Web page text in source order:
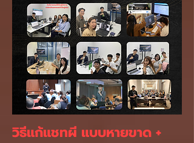
วิธีแก้แชทผี แบบหายขาด +